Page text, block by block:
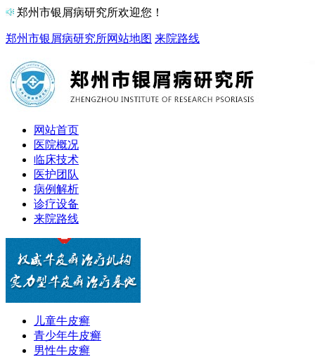
郑州市银屑病研究所欢迎您！
郑州市银屑病研究所网站地图 来院路线
网站首页
医院概况
临床技术
医护团队
病例解析
诊疗设备
来院路线
儿童牛皮癣
青少年牛皮癣
男性牛皮癣